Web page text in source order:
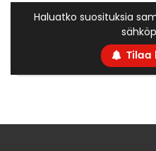
Haluatko suosituksia
Tilaa